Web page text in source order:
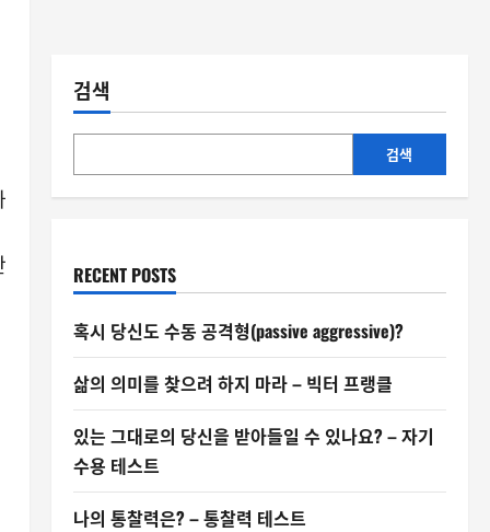
검색
검색
RECENT POSTS
혹시 당신도 수동 공격형(passive aggressive)?
삶의 의미를 찾으려 하지 마라 – 빅터 프랭클
있는 그대로의 당신을 받아들일 수 있나요? – 자기
수용 테스트
나의 통찰력은? – 통찰력 테스트